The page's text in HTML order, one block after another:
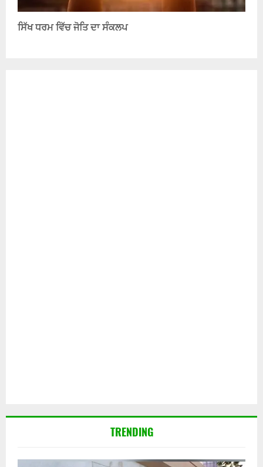
ਸਿੱਖ ਧਰਮ ਵਿੱਚ ਜੋਤਿ ਦਾ ਸੰਕਲਪ
TRENDING